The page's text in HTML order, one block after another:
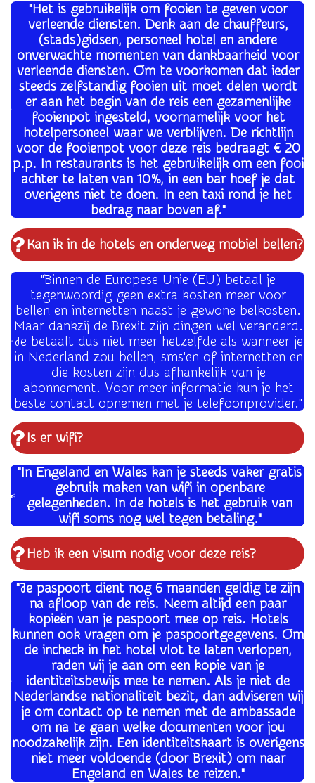
"Het is gebruikelijk om fooien te geven voor
verleende diensten. Denk aan de chauffeurs,
(stads)gidsen, personeel hotel en andere
onverwachte momenten van dankbaarheid voor
verleende diensten. Om te voorkomen dat ieder
steeds zelfstandig fooien uit moet delen wordt
er aan het begin van de reis een gezamenlijke
fooienpot ingesteld, voornamelijk voor het
hotelpersoneel waar we verblijven. De richtlijn
voor de fooienpot voor deze reis bedraagt € 20
p.p. In restaurants is het gebruikelijk om een fooi
achter te laten van 10%, in een bar hoef je dat
overigens niet te doen. In een taxi rond je het
bedrag naar boven af."
Kan ik in de hotels en onderweg mobiel bellen?
"Binnen de Europese Unie (EU) betaal je
tegenwoordig geen extra kosten meer voor
bellen en internetten naast je gewone belkosten.
Maar dankzij de Brexit zijn dingen wel veranderd.
Je betaalt dus niet meer hetzelfde als wanneer je
in Nederland zou bellen, sms'en of internetten en
die kosten zijn dus afhankelijk van je
abonnement. Voor meer informatie kun je het
beste contact opnemen met je telefoonprovider."
Is er wifi?
"In Engeland en Wales kan je steeds vaker gratis
gebruik maken van wifi in openbare
gelegenheden. In de hotels is het gebruik van
wifi soms nog wel tegen betaling."
Heb ik een visum nodig voor deze reis?
"Je paspoort dient nog 6 maanden geldig te zijn
na afloop van de reis. Neem altijd een paar
kopieën van je paspoort mee op reis. Hotels
kunnen ook vragen om je paspoortgegevens. Om
de incheck in het hotel vlot te laten verlopen,
raden wij je aan om een kopie van je
identiteitsbewijs mee te nemen. Als je niet de
Nederlandse nationaliteit bezit, dan adviseren wij
je om contact op te nemen met de ambassade
om na te gaan welke documenten voor jou
noodzakelijk zijn. Een identiteitskaart is overigens
niet meer voldoende (door Brexit) om naar
Engeland en Wales te reizen."